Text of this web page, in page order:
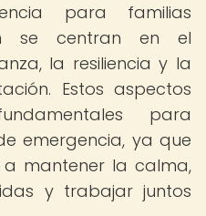
para familias
se centran en el
la resiliencia y la
Estos aspectos
para
emergencia, ya que
mantener la calma,
y trabajar juntos